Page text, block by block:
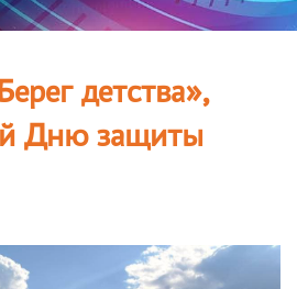
детства»,
Дню защиты